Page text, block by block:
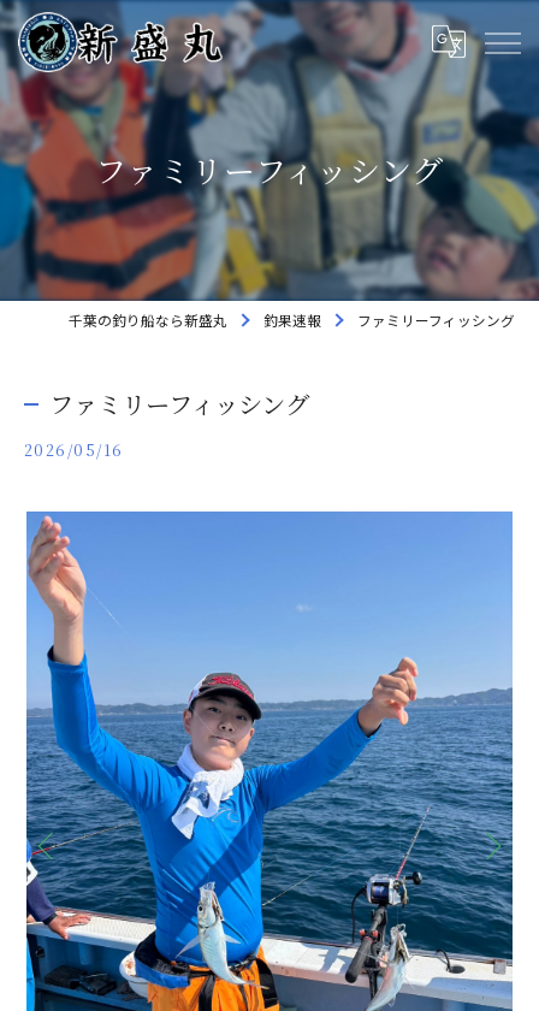
ファミリーフィッシング
千葉の釣り船なら新盛丸 釣果速報 ファミリーフィッシング
ファミリーフィッシング
2026/05/16